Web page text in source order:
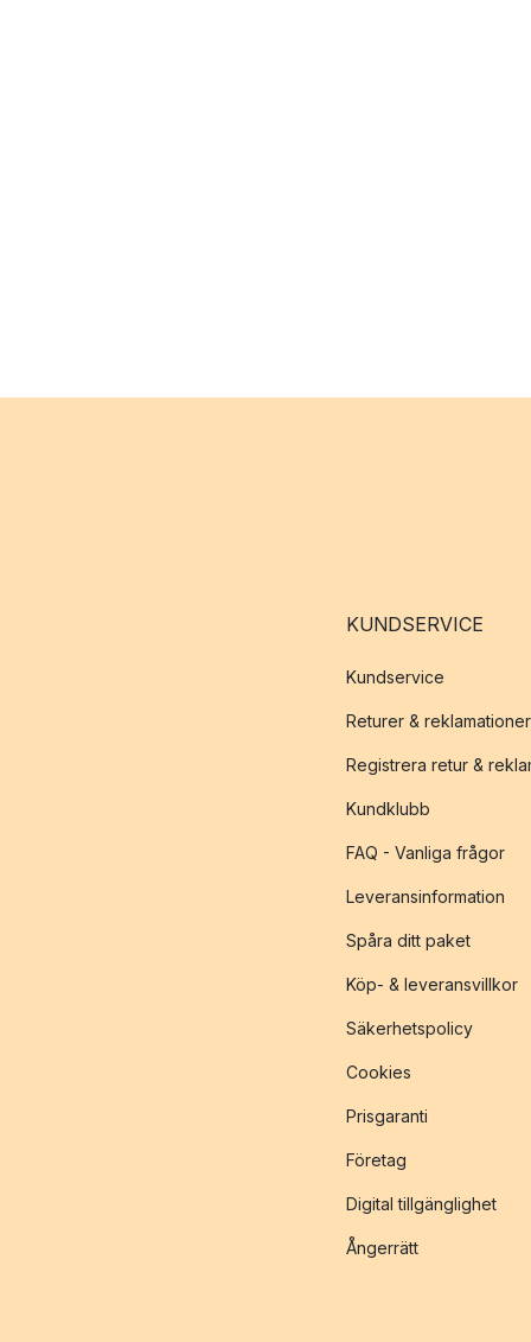
KUNDSERVICE
Kundservice
Returer & reklamationer
Registrera retur &
Kundklubb
FAQ - Vanliga frågor
Leveransinformation
Spåra ditt paket
Köp- & leveransvillkor
Säkerhetspolicy
Cookies
Prisgaranti
Företag
Digital tillgänglighet
Ångerrätt